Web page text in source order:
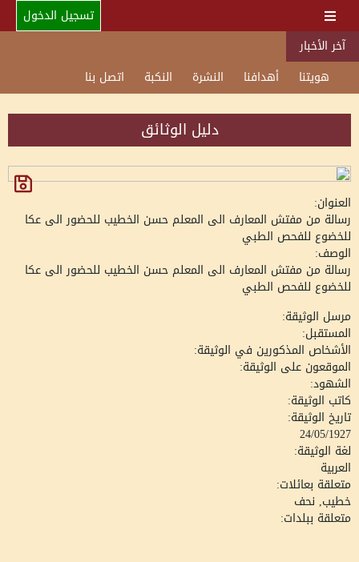
تسجيل الدخول
آخر الأخبار
هويتنا
أهدافنا النشرة النكبة اتصل بنا
دليل الوثائق
العنوان:
رسالة من مفتش المعارف الى المعلم حسن الخطيب للحضور الى عكا
للخضوع للفحص الطبي
الوصف:
رسالة من مفتش المعارف الى المعلم حسن الخطيب للحضور الى عكا
للخضوع للفحص الطبي
مرسل الوثيقة:
المستقبل:
الأشخاص المذكورين في الوثيقة:
الموقعون على الوثيقة:
الشهود:
كاتب الوثيقة:
تاريخ الوثيقة:
24/05/1927
لغة الوثيقة:
العربية
متعلقة بعائلات:
خطيب, نحف
متعلقة ببلدات: